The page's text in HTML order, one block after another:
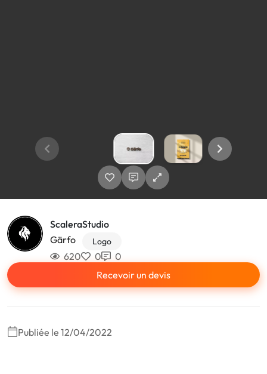
ScaleraStudio
Gärfo
Logo
620 0
0
Recevoir un devis
Publiée le 12/04/2022